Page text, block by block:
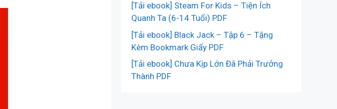
[Tải ebook] Steam For Kids – Tiện Ích
Quanh Ta (6-14 Tuổi) PDF
[Tải ebook] Black Jack – Tập 6 – Tặng
Kèm Bookmark Giấy PDF
[Tải ebook] Chưa Kịp Lớn Đã Phải Trưởng
Thành PDF